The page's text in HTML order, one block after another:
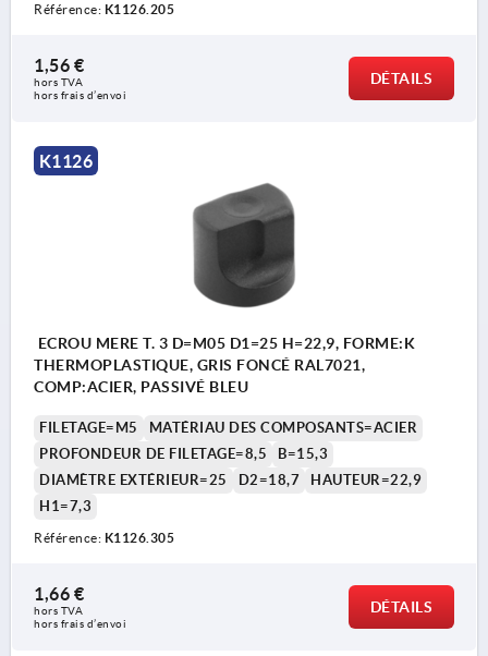
Référence: K1126.205
1,56 €
hors TVA
hors frais d’envoi
DÉTAILS
K1126
ECROU MERE T. 3 D=M05 D1=25 H=22,9, FORME:K
THERMOPLASTIQUE, GRIS FONCÉ RAL7021,
COMP:ACIER, PASSIVÉ BLEU
FILETAGE=M5
MATÉRIAU DES COMPOSANTS=ACIER
PROFONDEUR DE FILETAGE=8,5
B=15,3
DIAMÈTRE EXTÉRIEUR=25
D2=18,7
HAUTEUR=22,9
H1=7,3
Référence: K1126.305
1,66 €
hors TVA
hors frais d’envoi
DÉTAILS